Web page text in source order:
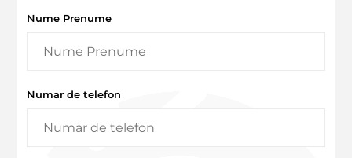
Nume Prenume
Numar de telefon